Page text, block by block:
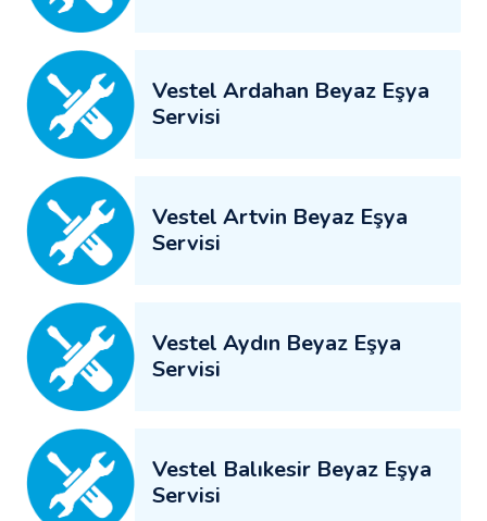
Vestel Ardahan Beyaz Eşya
Servisi
Vestel Artvin Beyaz Eşya
Servisi
Vestel Aydın Beyaz Eşya
Servisi
Vestel Balıkesir Beyaz Eşya
Servisi